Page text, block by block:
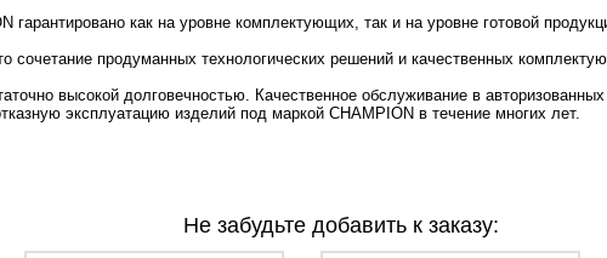
гарантировано как на уровне комплектующих, так и на уровне готовой
сочетание продуманных технологических решений и качественных
высокой долговечностью. Качественное обслуживание в авторизованных
эксплуатацию изделий под маркой CHAMPION в течение многих лет.
Не забудьте добавить к заказу: